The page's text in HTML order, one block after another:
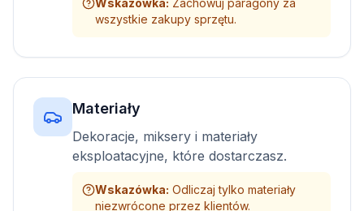
Wskazówka: Zachowuj paragony za
wszystkie zakupy sprzętu.
Materiały
Dekoracje, miksery i materiały
eksploatacyjne, które dostarczasz.
Wskazówka: Odliczaj tylko materiały
niezwrócone przez klientów.